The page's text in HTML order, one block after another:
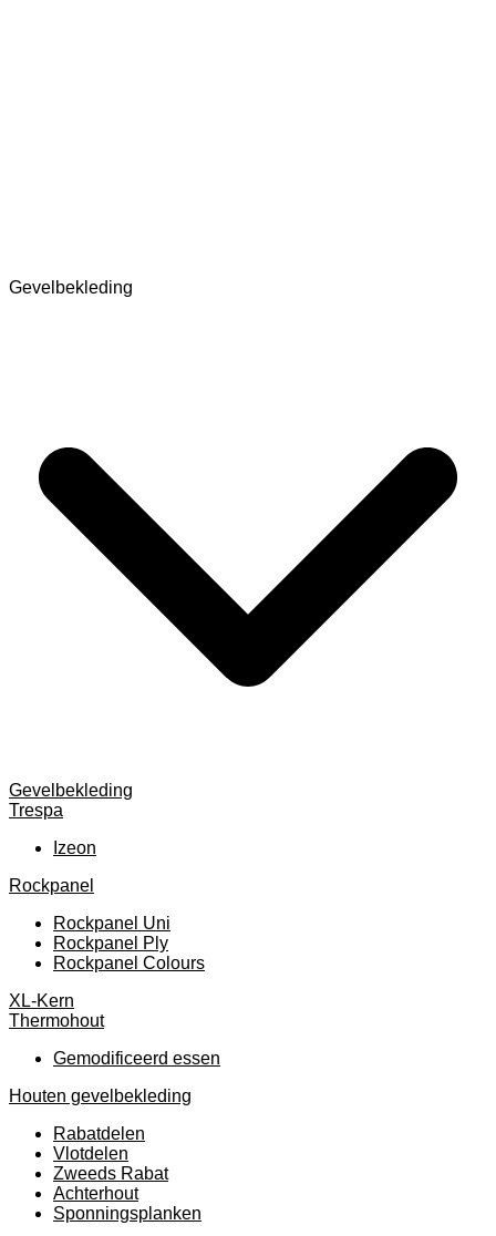
Gevelbekleding
Gevelbekleding
Trespa
Izeon
Rockpanel
Rockpanel Uni
Rockpanel Ply
Rockpanel Colours
XL-Kern
Thermohout
Gemodificeerd essen
Houten gevelbekleding
Rabatdelen
Vlotdelen
Zweeds Rabat
Achterhout
Sponningsplanken